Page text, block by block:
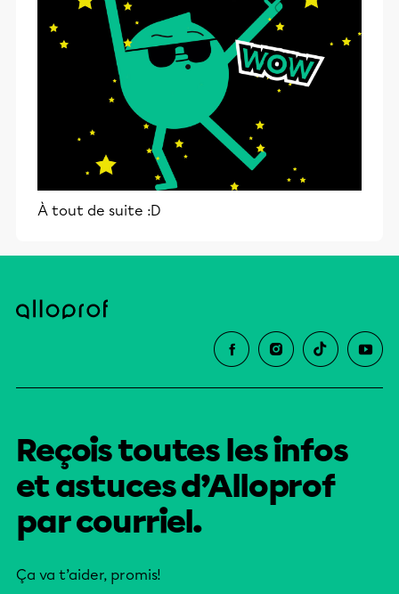
À tout de suite :D
Reçois toutes les infos
et astuces d’Alloprof
par courriel.
Ça va t’aider, promis!